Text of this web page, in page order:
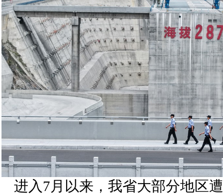
进入7月以来，我省大部分地区